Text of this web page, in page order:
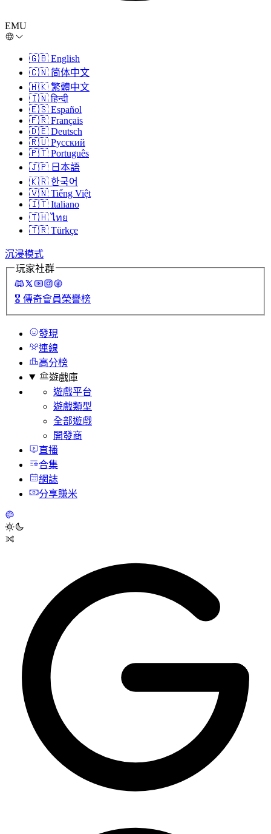
EMU
🇬🇧 English
🇨🇳 简体中文
🇭🇰 繁體中文
🇮🇳 हिन्दी
🇪🇸 Español
🇫🇷 Français
🇩🇪 Deutsch
🇷🇺 Русский
🇵🇹 Português
🇯🇵 日本語
🇰🇷 한국어
🇻🇳 Tiếng Việt
🇮🇹 Italiano
🇹🇭 ไทย
🇹🇷 Türkçe
沉浸模式
玩家社群
🎖️ 傳奇會員榮譽榜
發現
連線
高分榜
遊戲庫
遊戲平台
遊戲類型
全部遊戲
開發商
直播
合集
網誌
分享賺米